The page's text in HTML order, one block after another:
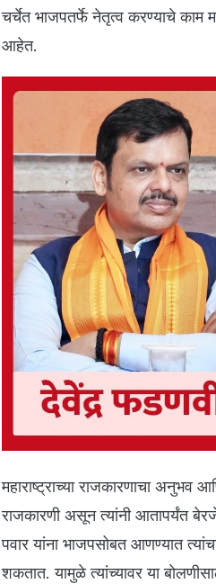
चर्चेत भाजपतर्फे नेतृत्व करण्याचे
आहेत.
महाराष्ट्राच्या राजकारणाचा अनुभव
राजकारणी असून त्यांनी आतापर्यंत
पवार यांना भाजपसोबत आणण्यात
शकतात. यामुळे त्यांच्यावर या